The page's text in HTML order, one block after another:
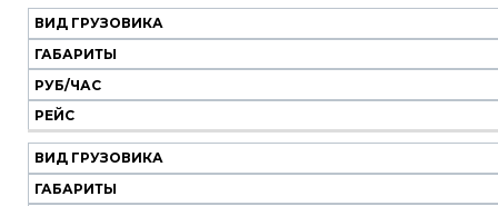
Наш
транспорт
Вид
грузовика
Габариты
Руб/
час
Рейс
ВИД ГРУЗОВИКА
ГАБАРИТЫ
РУБ/ЧАС
РЕЙС
ВИД ГРУЗОВИКА
ГАБАРИТЫ